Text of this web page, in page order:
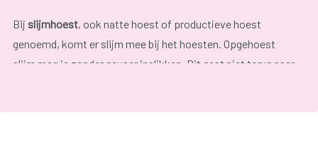
Bij slijmhoest, ook natte hoest of productieve hoest
genoemd, komt er slijm mee bij het hoesten. Opgehoest
slijm mag je zonder gevaar inslikken. Dit gaat niet terug naar
Het gevolg van veel hoesten is vaak eenschrale keel, en dit